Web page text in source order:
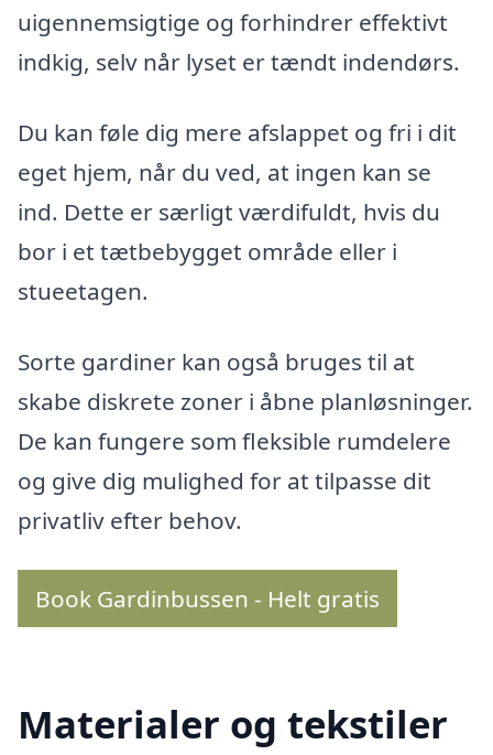
uigennemsigtige og forhindrer effektivt
indkig, selv når lyset er tændt indendørs.
Du kan føle dig mere afslappet og fri i dit
eget hjem, når du ved, at ingen kan se
ind. Dette er særligt værdifuldt, hvis du
bor i et tætbebygget område eller i
stueetagen.
Sorte gardiner kan også bruges til at
skabe diskrete zoner i åbne planløsninger.
De kan fungere som fleksible rumdelere
og give dig mulighed for at tilpasse dit
privatliv efter behov.
Book Gardinbussen - Helt gratis
Materialer og tekstiler